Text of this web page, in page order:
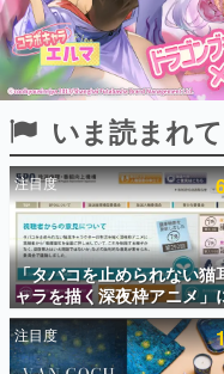
インタビュー
連載・特集
殿堂入り記
SNS拡散数が
ど。多くの人
事をまとめま
ゲームの
名作ゲームク
聞きし、ヒッ
きます。
赫本
この物語を解
の形をした短
いま読まれ
注目度
「タバコを止められない猫
ャラを描く深夜枠アニメ」
聴者の一部から批判意見。
薬物の使用と思しき描写も
て、BPOが議論を交わす
注目度